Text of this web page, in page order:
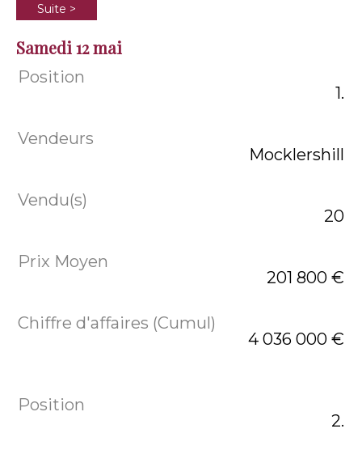
Suite >
Samedi 12 mai
1.
Mocklershill
20
201 800 €
4 036 000 €
2.